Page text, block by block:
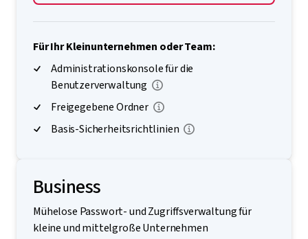
Für Ihr Kleinunternehmen oder Team:
Administrationskonsole für die
Benutzerverwaltung
Freigegebene Ordner
Basis-Sicherheitsrichtlinien
Business
Mühelose Passwort- und Zugriffsverwaltung für
kleine und mittelgroße Unternehmen